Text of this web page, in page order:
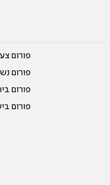
פורום
פורום
פורום
פורום